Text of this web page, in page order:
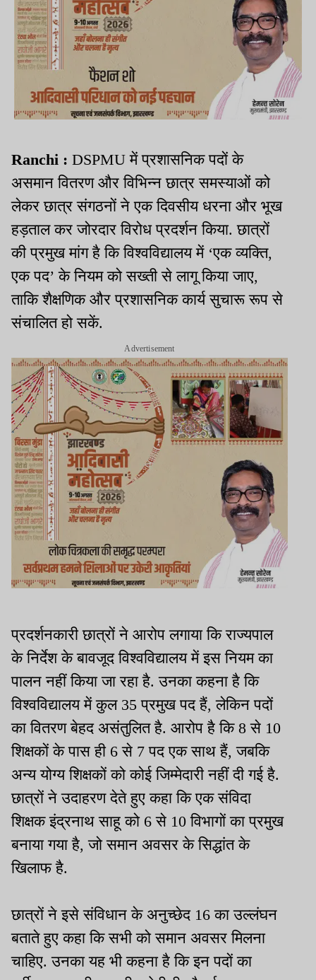
Ranchi : DSPMU में प्रशासनिक पदों के
असमान वितरण और विभिन्न छात्र समस्याओं को
लेकर छात्र संगठनों ने एक दिवसीय धरना और भूख
हड़ताल कर जोरदार विरोध प्रदर्शन किया. छात्रों
की प्रमुख मांग है कि विश्वविद्यालय में ‘एक व्यक्ति,
एक पद’ के नियम को सख्ती से लागू किया जाए,
ताकि शैक्षणिक और प्रशासनिक कार्य सुचारू रूप से
संचालित हो सकें.
Advertisement
प्रदर्शनकारी छात्रों ने आरोप लगाया कि राज्यपाल
के निर्देश के बावजूद विश्वविद्यालय में इस नियम का
पालन नहीं किया जा रहा है. उनका कहना है कि
विश्वविद्यालय में कुल 35 प्रमुख पद हैं, लेकिन पदों
का वितरण बेहद असंतुलित है. आरोप है कि 8 से 10
शिक्षकों के पास ही 6 से 7 पद एक साथ हैं, जबकि
अन्य योग्य शिक्षकों को कोई जिम्मेदारी नहीं दी गई है.
छात्रों ने उदाहरण देते हुए कहा कि एक संविदा
शिक्षक इंद्रनाथ साहू को 6 से 10 विभागों का प्रमुख
बनाया गया है, जो समान अवसर के सिद्धांत के
खिलाफ है.
छात्रों ने इसे संविधान के अनुच्छेद 16 का उल्लंघन
बताते हुए कहा कि सभी को समान अवसर मिलना
चाहिए. उनका यह भी कहना है कि इन पदों का